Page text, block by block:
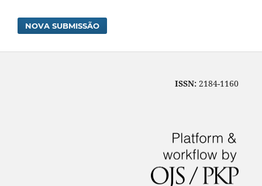
NOVA SUBMISSÃO
ISSN: 2184-1160